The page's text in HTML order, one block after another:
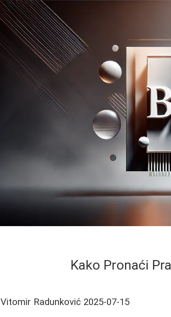
Kako Pronaći
Vitomir Radunković 2025-07-15